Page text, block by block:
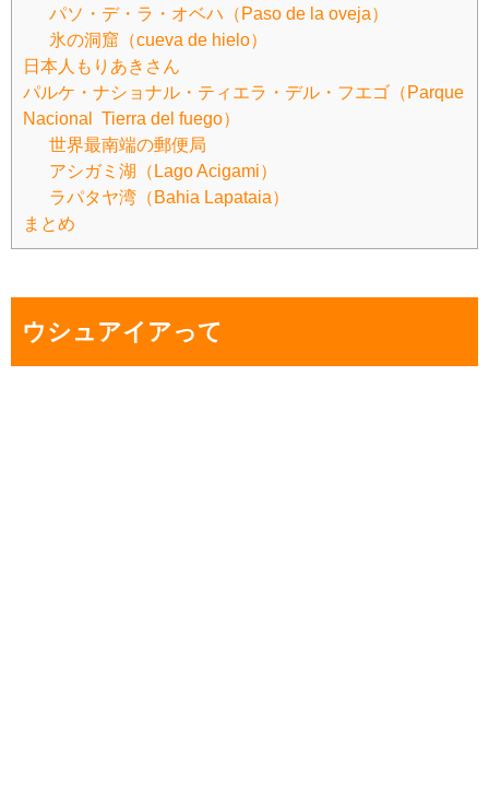
パソ・デ・ラ・オベハ（Paso de la oveja）
氷の洞窟（cueva de hielo）
日本人もりあきさん
パルケ・ナショナル・ティエラ・デル・フエゴ（Parque
Nacional Tierra del fuego）
世界最南端の郵便局
アシガミ湖（Lago Acigami）
ラパタヤ湾（Bahia Lapataia）
まとめ
ウシュアイアって